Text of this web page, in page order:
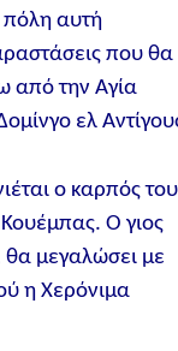
πόλη αυτή
που θα
από την Αγία
ελ
ο καρπός του
Ο γιος
μεγαλώσει με
η Χερόνιμα